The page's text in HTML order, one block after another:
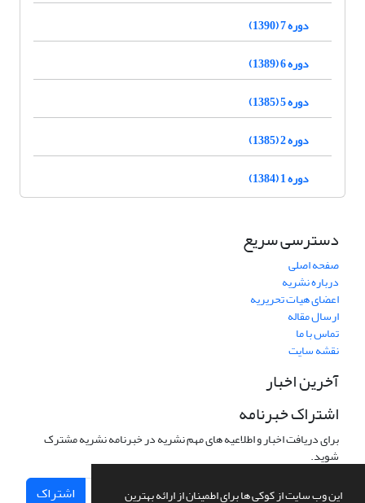
این وب سایت از کوکی ها برای اطمینان از ارائه بهترین
دوره 7 (1390)
دوره 6 (1389)
دوره 5 (1385)
دوره 2 (1385)
دوره 1 (1384)
دسترسی سریع
صفحه اصلی
درباره نشریه
اعضای هیات تحریریه
ارسال مقاله
تماس با ما
نقشه سایت
آخرین اخبار
اشتراک خبرنامه
برای دریافت اخبار و اطلاعیه های مهم نشریه در خبرنامه نشریه مشترک
شوید.
اشتراک